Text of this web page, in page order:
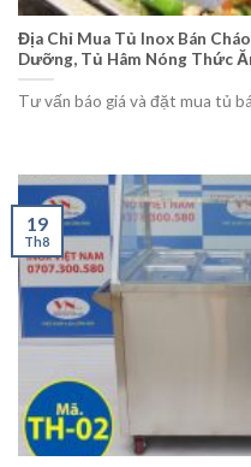
Địa Chỉ Mua Tủ Inox Bán
Dưỡng, Tủ Hâm Nóng Thức
Tư vấn báo giá và đặt mua tủ
19
Th8